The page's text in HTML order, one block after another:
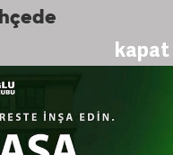
kapat
ve
kalmıyor.